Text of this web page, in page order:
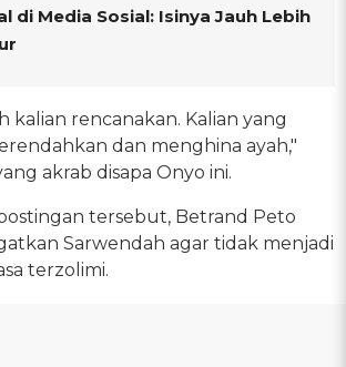
di Media Sosial: Isinya Jauh Lebih
kalian rencanakan. Kalian yang
dan menghina ayah,"
akrab disapa Onyo ini.
tersebut, Betrand Peto
Sarwendah agar tidak menjadi
terzolimi.